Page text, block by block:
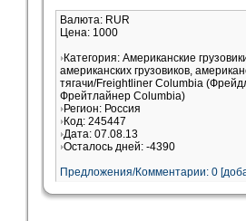
Валюта: RUR
Цена: 1000
Категория: Американские
американских грузовиков,
тягачи/Freightliner Columbia
Фрейтлайнер Columbia)
Регион: Россия
Код: 245447
Дата: 07.08.13
Осталось дней: -4390
Предложения/Комментарии: 0